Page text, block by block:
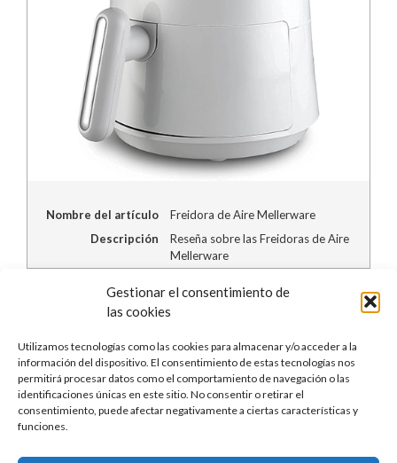
Gestionar el consentimiento de
las cookies
Utilizamos tecnologías como las cookies para almacenar y/o acceder a la
información del dispositivo. El consentimiento de estas tecnologías nos
permitirá procesar datos como el comportamiento de navegación o las
identificaciones únicas en este sitio. No consentir o retirar el
consentimiento, puede afectar negativamente a ciertas características y
funciones.
Nombre del artículo
Freidora de Aire Mellerware
Descripción
Reseña sobre las Freidoras de Aire
Mellerware
Política de Privacidad
Política de cookies
En calidad de Afiliado de Amazon, obtengo